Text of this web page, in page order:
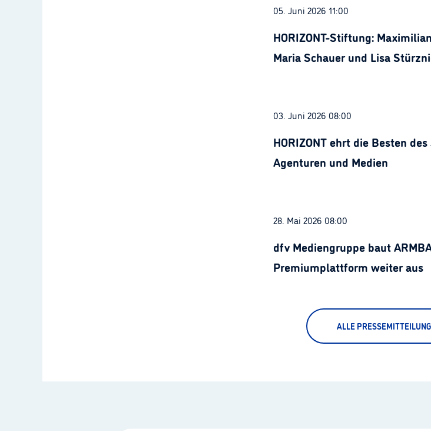
05. Juni 2026 11:00
HORIZONT-Stiftung:
Maria Schauer und Lisa
03. Juni 2026 08:00
HORIZONT ehrt die Besten
Agenturen und Medien
28. Mai 2026 08:00
dfv Mediengruppe baut
Premiumplattform weiter aus
ALLE